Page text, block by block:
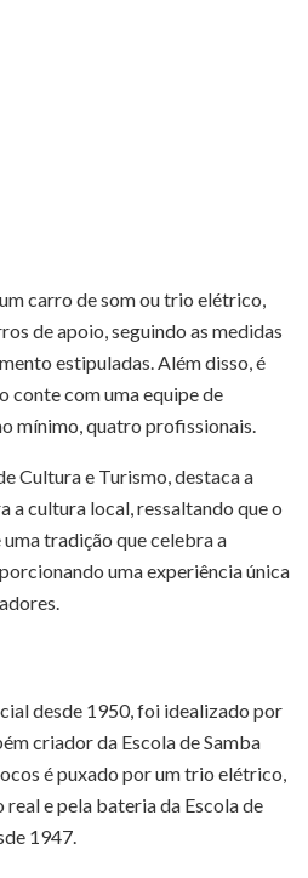
carro de som ou trio elétrico,
de apoio, seguindo as medidas
estipuladas. Além disso, é
com uma equipe de
mínimo, quatro profissionais.
Cultura e Turismo, destaca a
a cultura local, ressaltando que o
tradição que celebra a
uma experiência única
desde 1950, foi idealizado por
criador da Escola de Samba
é puxado por um trio elétrico,
e pela bateria da Escola de
1947.